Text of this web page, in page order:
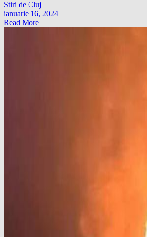
Stiri de Cluj
ianuarie 16, 2024
Read More